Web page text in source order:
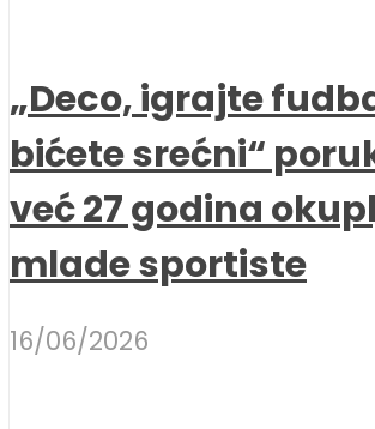
„Deco, igrajte
bićete srećni“
već 27 godina
mlade sportiste
16/06/2026